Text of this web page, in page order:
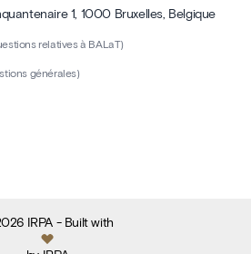
1, 1000 Bruxelles, Belgique
relatives à BALaT)
générales)
IRPA- Built with